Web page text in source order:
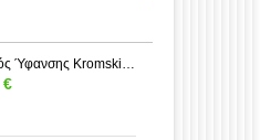
Αργαλειός Ύφανσης Kromski Forte 80 εκ. – Rigid Heddle από Ξύλο | Loom-Wool
€